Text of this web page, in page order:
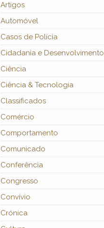
Artigos
Automóvel
Casos de Polícia
Cidadania e Desenvolvimento
Ciência
Ciência & Tecnologia
Classificados
Comércio
Comportamento
Comunicado
Conferência
Congresso
Convívio
Crónica